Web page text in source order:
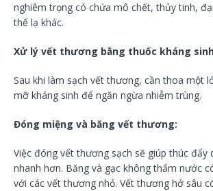
nghiêm trọng có chứa mô chết, thủy tinh,
thể lạ khác.
Xử lý vết thương bằng thuốc kháng
Sau khi làm sạch vết thương, cần thoa một
mỡ kháng sinh để ngăn ngừa nhiễm trùng.
Đóng miệng và băng vết thương:
Việc đóng vết thương sạch sẽ giúp thúc đẩy
nhanh hơn. Băng và gạc không thấm nước
với các vết thương nhỏ. Vết thương hở sâu